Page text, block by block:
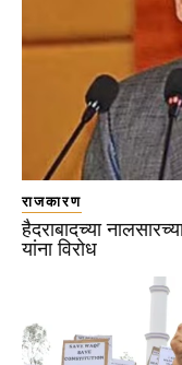
राजकारण
हैदराबादच्या
यांना विरोध